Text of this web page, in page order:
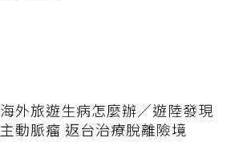
海外旅遊生病怎麼辦／遊陸發現
主動脈瘤 返台治療脫離險境